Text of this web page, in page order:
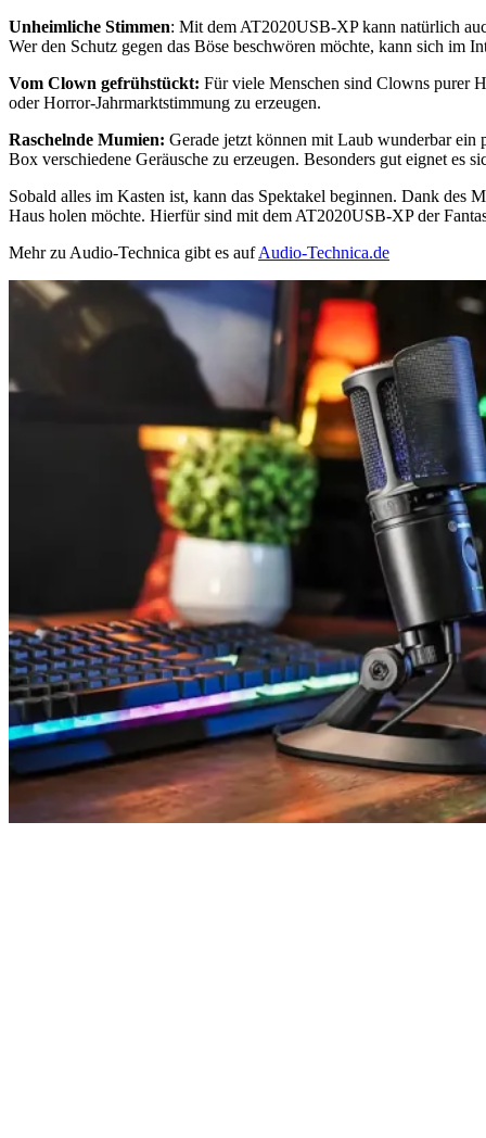
Unheimliche Stimmen: Mit dem AT2020USB-XP kann natürlich
Wer den Schutz gegen das Böse beschwören möchte, kann sich im
Vom Clown gefrühstückt: Für viele Menschen sind Clowns purer
oder Horror-Jahrmarktstimmung zu erzeugen.
Raschelnde Mumien: Gerade jetzt können mit Laub wunderbar ein
Box verschiedene Geräusche zu erzeugen. Besonders gut eignet es
Sobald alles im Kasten ist, kann das Spektakel beginnen. Dank
Haus holen möchte. Hierfür sind mit dem AT2020USB-XP der
Mehr zu Audio-Technica gibt es aufAudio-Technica.de